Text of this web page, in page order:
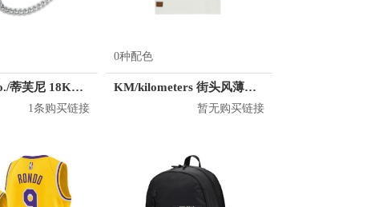
Tiffany&Co./蒂芙尼 18K金玫瑰金镶嵌钻石手链
1条购买链接
0种配色
KM/kilometers 街头风薄款印花短袖T恤 男女同款 M2X2108248
暂无购买链接